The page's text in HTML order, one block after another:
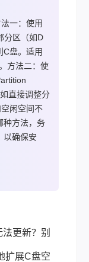
一：使用
分区（如D
C盘。适用
方法二：使
直接调整分
闲空间不
种方法，务
以确保安
更新？别
扩展C盘空